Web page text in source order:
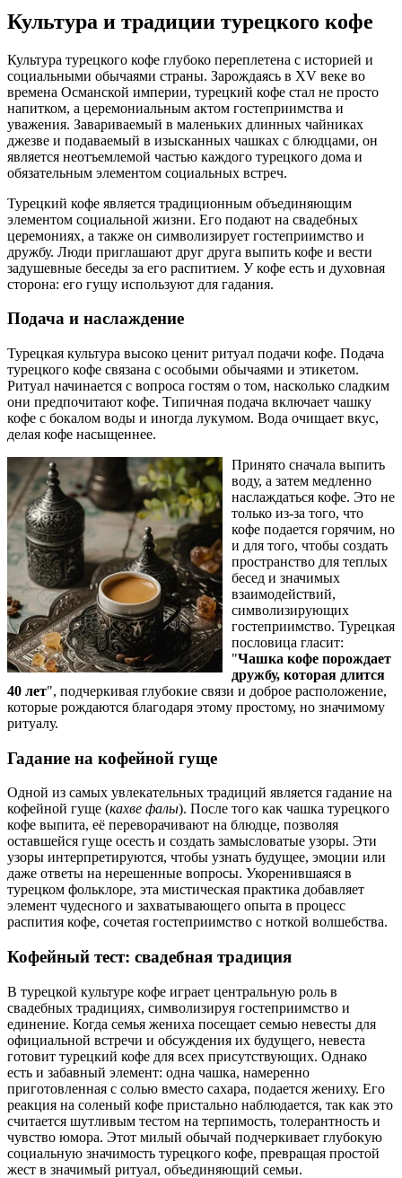
Культура и традиции турецкого кофе
Культура турецкого кофе глубоко переплетена с историей и
социальными обычаями страны. Зарождаясь в XV веке во
времена Османской империи, турецкий кофе стал не просто
напитком, а церемониальным актом гостеприимства и
уважения. Завариваемый в маленьких длинных чайниках
джезве и подаваемый в изысканных чашках с блюдцами, он
является неотъемлемой частью каждого турецкого дома и
обязательным элементом социальных встреч.
Турецкий кофе является традиционным объединяющим
элементом социальной жизни. Его подают на свадебных
церемониях, а также он символизирует гостеприимство и
дружбу. Люди приглашают друг друга выпить кофе и вести
задушевные беседы за его распитием. У кофе есть и духовная
сторона: его гущу используют для гадания.
Подача и наслаждение
Турецкая культура высоко ценит ритуал подачи кофе. Подача
турецкого кофе связана с особыми обычаями и этикетом.
Ритуал начинается с вопроса гостям о том, насколько сладким
они предпочитают кофе. Типичная подача включает чашку
кофе с бокалом воды и иногда лукумом. Вода очищает вкус,
делая кофе насыщеннее.
Принято сначала выпить
воду, а затем медленно
наслаждаться кофе. Это не
только из-за того, что
кофе подается горячим, но
и для того, чтобы создать
пространство для теплых
бесед и значимых
взаимодействий,
символизирующих
гостеприимство. Турецкая
пословица гласит:
"Чашка кофе порождает
дружбу, которая длится
40 лет", подчеркивая глубокие связи и доброе расположение,
которые рождаются благодаря этому простому, но значимому
ритуалу.
Гадание на кофейной гуще
Одной из самых увлекательных традиций является гадание на
кофейной гуще (кахве фалы). После того как чашка турецкого
кофе выпита, её переворачивают на блюдце, позволяя
оставшейся гуще осесть и создать замысловатые узоры. Эти
узоры интерпретируются, чтобы узнать будущее, эмоции или
даже ответы на нерешенные вопросы. Укоренившаяся в
турецком фольклоре, эта мистическая практика добавляет
элемент чудесного и захватывающего опыта в процесс
распития кофе, сочетая гостеприимство с ноткой волшебства.
Кофейный тест: свадебная традиция
В турецкой культуре кофе играет центральную роль в
свадебных традициях, символизируя гостеприимство и
единение. Когда семья жениха посещает семью невесты для
официальной встречи и обсуждения их будущего, невеста
готовит турецкий кофе для всех присутствующих. Однако
есть и забавный элемент: одна чашка, намеренно
приготовленная с солью вместо сахара, подается жениху. Его
реакция на соленый кофе пристально наблюдается, так как это
считается шутливым тестом на терпимость, толерантность и
чувство юмора. Этот милый обычай подчеркивает глубокую
социальную значимость турецкого кофе, превращая простой
жест в значимый ритуал, объединяющий семьи.